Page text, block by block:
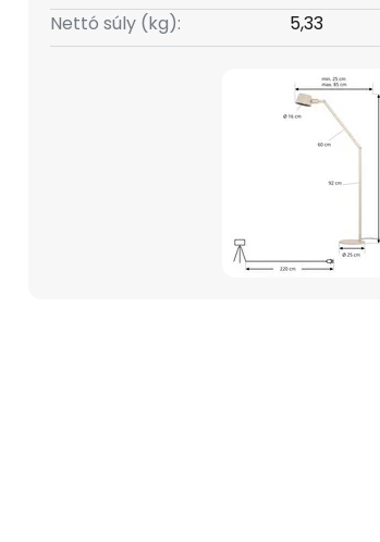
Nettó súly (kg):
5,33